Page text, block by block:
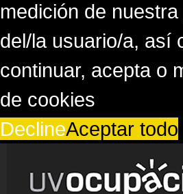
medición de
del/la usuario/a, así
continuar, acepta o
de cookies
DeclineAceptar todo